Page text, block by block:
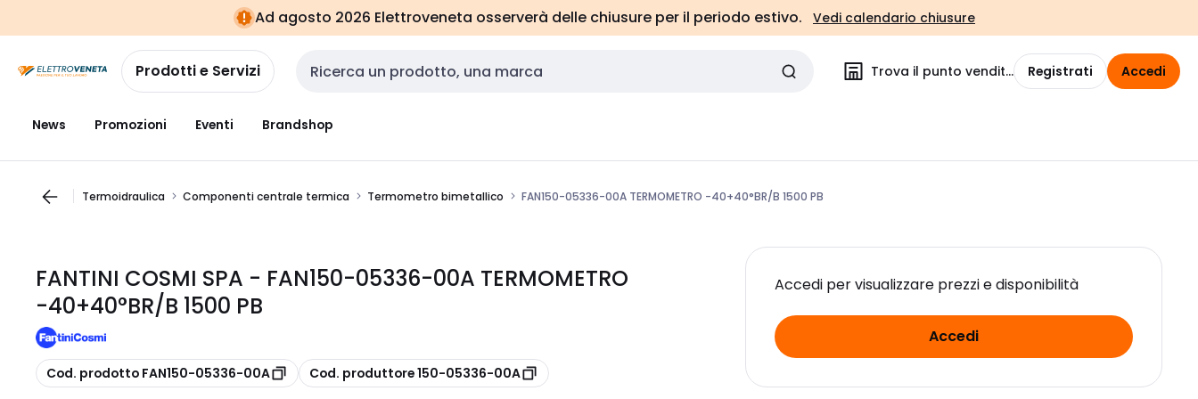
navigazionealla
pagina
Ad agosto 2026 Elettroveneta osserverà delle chiusure per il periodo estivo. Vedi calendario chiusure
Prodotti e Servizi Cerca input Trova il punto vendita Registrati Accedi
News Promozioni Eventi Brandshop
Termoidraulica Componenti centrale termica Termometro bimetallico FAN150-05336-00A TERMOMETRO -40+40°BR/B 1500 PB
FANTINI COSMI SPA - FAN150-05336-00A TERMOMETRO
-40+40°BR/B 1500 PB
copia
Cod. prodotto FAN150-05336-00A copia
Cod. produttore 150-05336-00A
Accedi per visualizzare prezzi e disponibilità
Accedi